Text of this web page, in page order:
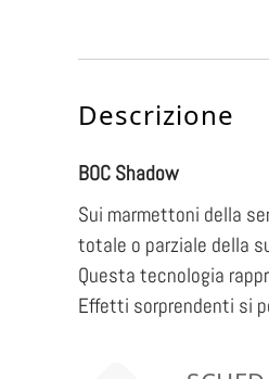
Descrizione
BOC Shadow
Sui marmettoni della
totale o parziale della
Questa tecnologia
Effetti sorprendenti si